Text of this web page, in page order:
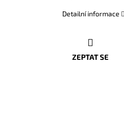
Detailní informace
ZEPTAT SE